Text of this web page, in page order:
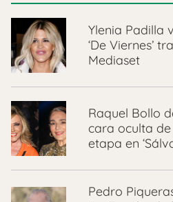
Ylenia Padilla
‘De Viernes’
Mediaset
Raquel Bollo
cara oculta
etapa en
Pedro